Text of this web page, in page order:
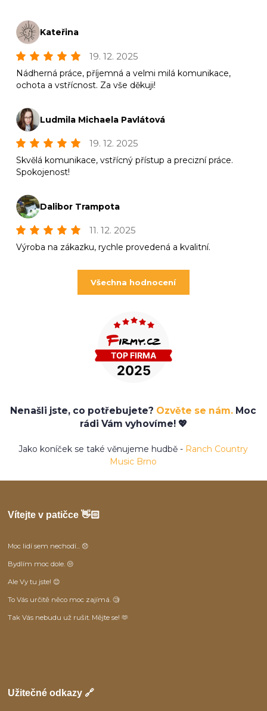
Kateřina
19. 12. 2025
Nádherná práce, příjemná a velmi milá komunikace,
ochota a vstřícnost. Za vše děkuji!
Ludmila Michaela Pavlátová
19. 12. 2025
Skvělá komunikace, vstřícný přístup a precizní práce.
Spokojenost!
Dalibor Trampota
11. 12. 2025
Výroba na zákazku, rychle provedená a kvalitní.
Všechna hodnocení
Nenašli jste, co potřebujete? Ozvěte se nám. Moc
rádi Vám vyhovíme! 💖
Jako koníček se také věnujeme hudbě - Ranch Country
Music Brno
Vítejte v patičce 👋🏻
Moc lidí sem nechodí... 😞
Bydlím moc dole. 😒
Ale Vy tu jste! 😊
To Vás určitě něco moc zajímá. 🧐
Tak Vás nebudu už rušit. Mějte se! 🫶
Užitečné odkazy 🔗